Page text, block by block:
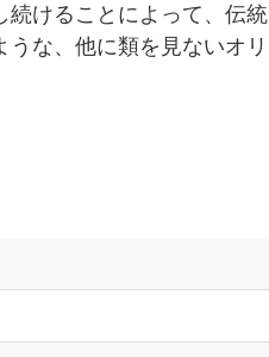
続けることによって、伝統
な、他に類を見ないオリ